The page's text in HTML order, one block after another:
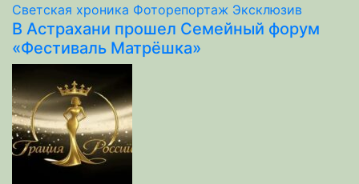
Светская хроника Фоторепортаж Эксклюзив
В Астрахани прошел Семейный форум
«Фестиваль Матрёшка»